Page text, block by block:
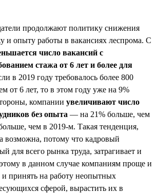
продолжают политику снижения
и опыту работы в вакансиях леспрома. С
число вакансий с
стажа от 6 лет и более для
в 2019 году требовалось более 800
от 6 лет, то в этом году уже на 9%
компании увеличивают число
без опыта — на 21% больше, чем
чем в 2019-м. Такая тенденция,
возможна, потому что кадровый
для всего рынка труда, затрагивает и
в данном случае компаниям проще и
принять на работу неопытных
сферой, вырастить их в